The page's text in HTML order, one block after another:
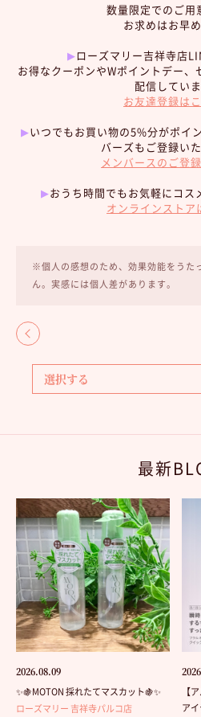
数量限定でのご用
お求めはお早
▶︎ローズマリー吉祥寺店
お得なクーポンやWポイントデー
配信してい
お友達登録は
▶︎いつでもお買い物の5%分がポイ
バーズもご登録い
メンバースのご登
▶︎おうち時間でもお気軽にコス
オンラインストア
※個人の感想のため、効果効能をうた
ん。実感には個人差があります。
最新
2026.08.09
✨🍇MOTON 採れたてマスカット🍇✨
ローズマリー 吉祥寺パルコ店
【
ア